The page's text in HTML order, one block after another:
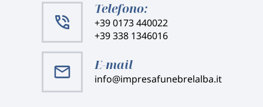
Telefono:
+39 0173 440022
+39 338 1346016
E-mail
info@impresafunebrelalba.it